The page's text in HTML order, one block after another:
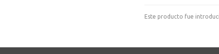
Este producto fue